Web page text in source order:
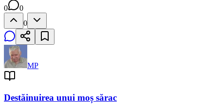
0
0
0
MP
Destăinuirea unui moș sărac